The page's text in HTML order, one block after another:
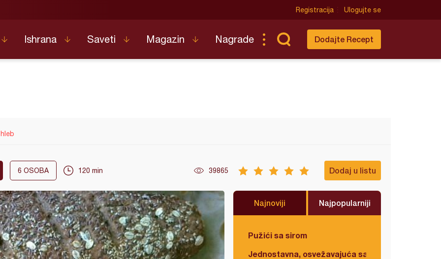
Registracija Ulogujte se
Ishrana Saveti Magazin Nagrade Dodajte Recept
6 OSOBA 120 min 39865 Dodaj u listu
Najnoviji Najpopularniji
Pužići sa sirom
Jednostavna, osvežavajuća salata